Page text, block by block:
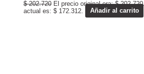
$202.720 El precio original era: $ 202.720.
actual es: $ 172.312.
Añadir al carrito